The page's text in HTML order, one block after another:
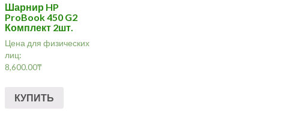
Шарнир HP
ProBook 450 G2
Комплект 2шт.
Цена для физических
лиц:
8,600.00₸
КУПИТЬ